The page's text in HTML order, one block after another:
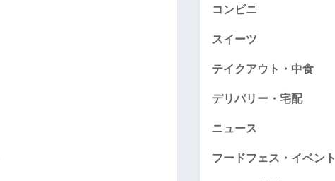
コンビニ
スイーツ
テイクアウト・中食
デリバリー・宅配
ニュース
フードフェス・イベント